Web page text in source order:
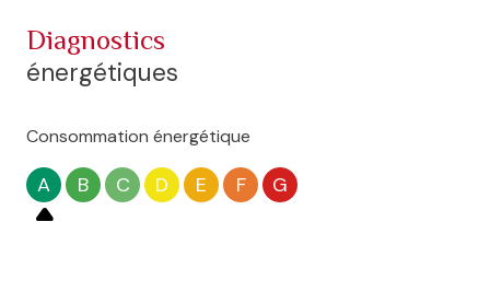
diagnostics
énergétiques
Consommation énergétique
A B C D E F G